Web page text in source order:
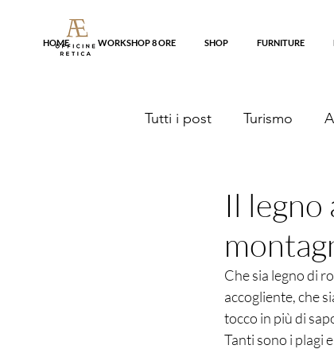
HOME WORKSHOP 8 ORE SHOP FURNITURE
Tutti i post Turismo
Il legno
Che sia legno di
accogliente, che
tocco in più di
Tanti sono i plagi